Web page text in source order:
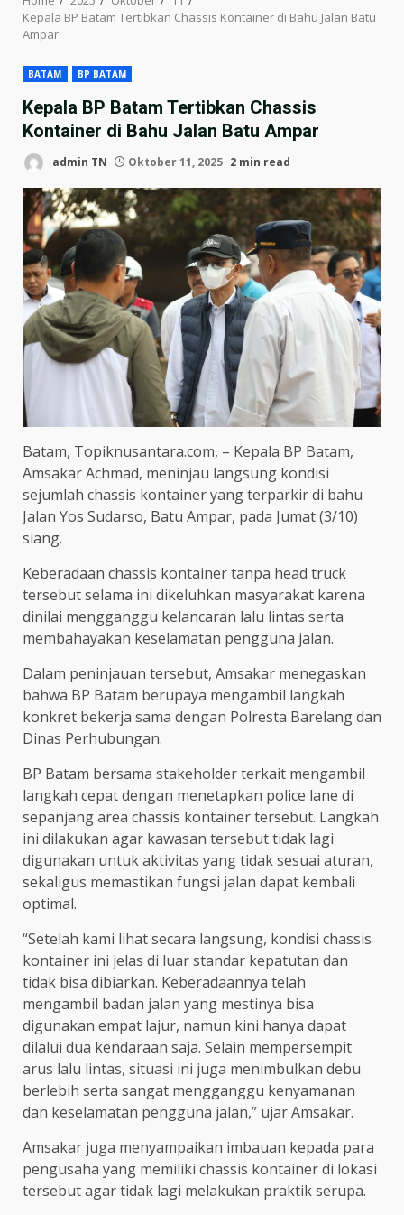
Kepala BP Batam Tertibkan Chassis Kontainer di Bahu Jalan Batu
Ampar
BATAM BP BATAM
Kepala BP Batam Tertibkan Chassis
Kontainer di Bahu Jalan Batu Ampar
admin TN Oktober 11, 2025 2 min read
Batam, Topiknusantara.com, – Kepala BP Batam,
Amsakar Achmad, meninjau langsung kondisi
sejumlah chassis kontainer yang terparkir di bahu
Jalan Yos Sudarso, Batu Ampar, pada Jumat (3/10)
siang.
Keberadaan chassis kontainer tanpa head truck
tersebut selama ini dikeluhkan masyarakat karena
dinilai mengganggu kelancaran lalu lintas serta
membahayakan keselamatan pengguna jalan.
Dalam peninjauan tersebut, Amsakar menegaskan
bahwa BP Batam berupaya mengambil langkah
konkret bekerja sama dengan Polresta Barelang dan
Dinas Perhubungan.
BP Batam bersama stakeholder terkait mengambil
langkah cepat dengan menetapkan police lane di
sepanjang area chassis kontainer tersebut. Langkah
ini dilakukan agar kawasan tersebut tidak lagi
digunakan untuk aktivitas yang tidak sesuai aturan,
sekaligus memastikan fungsi jalan dapat kembali
optimal.
“Setelah kami lihat secara langsung, kondisi chassis
kontainer ini jelas di luar standar kepatutan dan
tidak bisa dibiarkan. Keberadaannya telah
mengambil badan jalan yang mestinya bisa
digunakan empat lajur, namun kini hanya dapat
dilalui dua kendaraan saja. Selain mempersempit
arus lalu lintas, situasi ini juga menimbulkan debu
berlebih serta sangat mengganggu kenyamanan
dan keselamatan pengguna jalan,” ujar Amsakar.
Amsakar juga menyampaikan imbauan kepada para
pengusaha yang memiliki chassis kontainer di lokasi
tersebut agar tidak lagi melakukan praktik serupa.